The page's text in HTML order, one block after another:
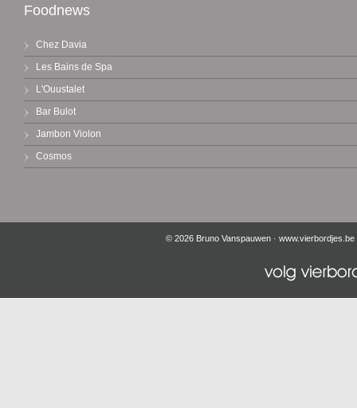
Foodnews
Chez Davia
Les Bains de Spa
L'Ouustalet
Bar Bulot
Jambon Violon
Cosmos
© 2026 Bruno Vanspauwen · www.vierbordjes.be